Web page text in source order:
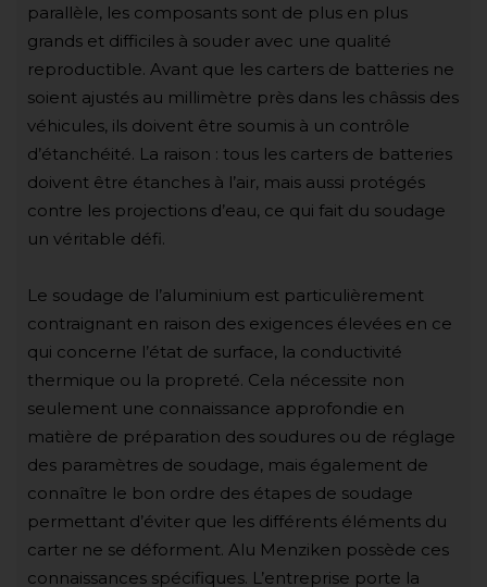
parallèle, les composants sont de plus en plus
grands et difficiles à souder avec une qualité
reproductible. Avant que les carters de batteries ne
soient ajustés au millimètre près dans les châssis des
véhicules, ils doivent être soumis à un contrôle
d’étanchéité. La raison : tous les carters de batteries
doivent être étanches à l’air, mais aussi protégés
contre les projections d’eau, ce qui fait du soudage
un véritable défi.
Le soudage de l’aluminium est particulièrement
contraignant en raison des exigences élevées en ce
qui concerne l’état de surface, la conductivité
thermique ou la propreté. Cela nécessite non
seulement une connaissance approfondie en
matière de préparation des soudures ou de réglage
des paramètres de soudage, mais également de
connaître le bon ordre des étapes de soudage
permettant d’éviter que les différents éléments du
carter ne se déforment. Alu Menziken possède ces
connaissances spécifiques. L’entreprise porte la